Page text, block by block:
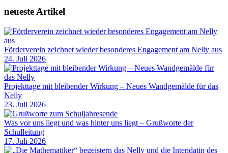
neueste Artikel
Förderverein zeichnet wieder besonderes Engagement am Nelly aus
24. Juli 2026
Projekttage mit bleibender Wirkung – Neues Wandgemälde für das
Nelly
23. Juli 2026
Was vor uns liegt und was hinter uns liegt – Grußworte der
Schulleitung
17. Juli 2026